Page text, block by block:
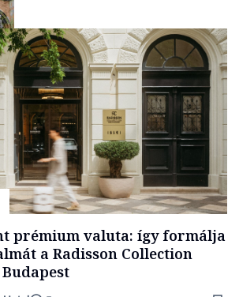
prémium valuta: így formálja
a Radisson Collection